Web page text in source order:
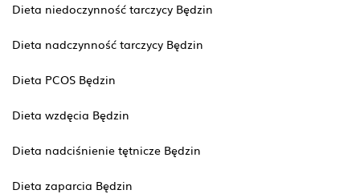
Dieta niedoczynność tarczycy Będzin
Dieta nadczynność tarczycy Będzin
Dieta PCOS Będzin
Dieta wzdęcia Będzin
Dieta nadciśnienie tętnicze Będzin
Dieta zaparcia Będzin